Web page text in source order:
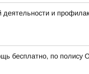
и
бесплатно, по полису